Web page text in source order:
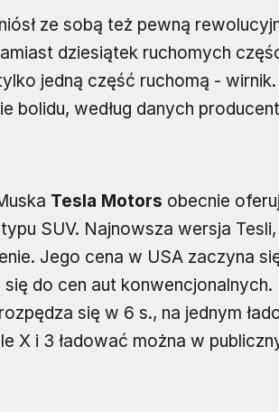
ze sobą też pewną
dziesiątek ruchomych
jedną część ruchomą -
bolidu, według danych
Tesla Motors obecnie
SUV. Najnowsza wersja
Jego cena w USA zaczyna
do cen aut konwencjonalnych.
się w 6 s., na jednym
X i 3 ładować można w